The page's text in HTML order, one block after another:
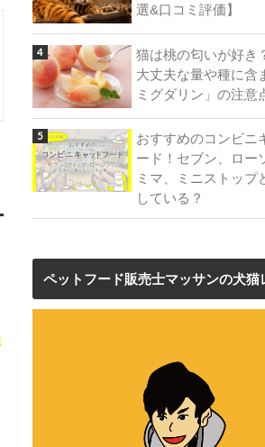
選&口コミ評価】
猫は桃の匂いが好き
大丈夫な量や種に含
ミグダリン」の注意
おすすめのコンビニ
ード！セブン、ロー
ミマ、ミニストップ
している？
ペットフード販売士マッサンの犬猫